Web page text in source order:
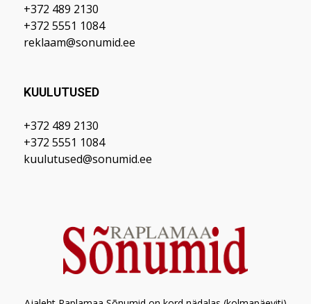
+372 489 2130
+372 5551 1084
reklaam@sonumid.ee
KUULUTUSED
+372 489 2130
+372 5551 1084
kuulutused@sonumid.ee